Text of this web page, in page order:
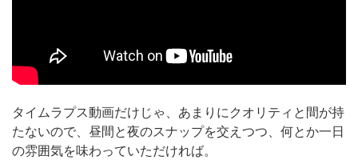
タイムラプス動画だけじゃ、あまりにクオリティと間が持
たないので、昼間と夜のスナップを交えつつ、何とか一日
の雰囲気を味わっていただければ。